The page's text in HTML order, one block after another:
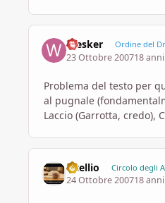
Wesker Ordine del
23 Ottobre 200718 anni
Problema del testo per
al pugnale
Laccio (Garrotta, credo),
vitellio Circolo degli
24 Ottobre 200718 anni